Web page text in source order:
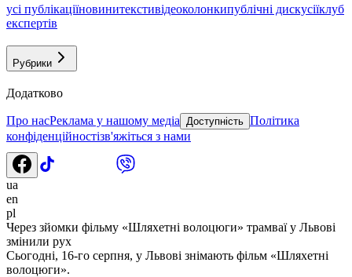
усі публікаціїновинитекстивідеоколонкипублічні дискусіїклуб
експертів
Рубрики
Додатково
Про насРеклама у нашому медіа Доступність Політика
конфіденційностізв'яжіться з нами
ua
en
pl
Через зйомки фільму «Шляхетні волоцюги» трамваї у Львові
змінили рух
Сьогодні, 16-го серпня, у Львові знімають фільм «Шляхетні
волоцюги».